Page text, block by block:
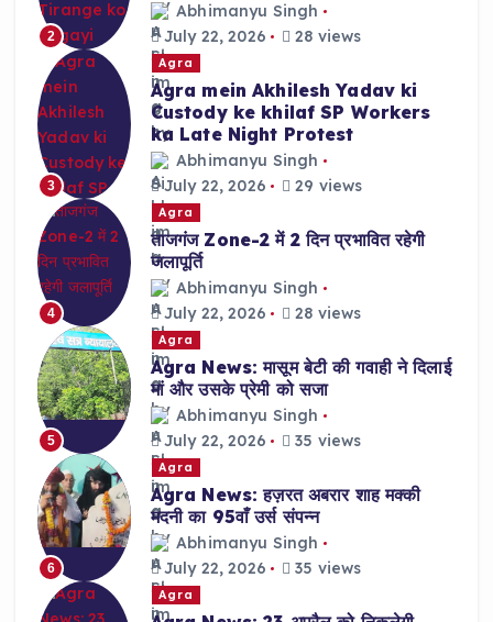
2
Abhimanyu Singh
July 22, 2026
28 views
3
Agra
Agra mein Akhilesh Yadav ki
Custody ke khilaf SP Workers
ka Late Night Protest
Abhimanyu Singh
July 22, 2026
29 views
4
Agra
ताजगंज Zone-2 में 2 दिन प्रभावित रहेगी
जलापूर्ति
Abhimanyu Singh
July 22, 2026
28 views
5
Agra
Agra News: मासूम बेटी की गवाही ने दिलाई
मां और उसके प्रेमी को सजा
Abhimanyu Singh
July 22, 2026
35 views
6
Agra
Agra News: हज़रत अबरार शाह मक्की
मदनी का 95वाँ उर्स संपन्न
Abhimanyu Singh
July 22, 2026
35 views
Agra